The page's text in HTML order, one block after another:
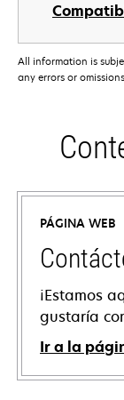
All information is
any errors or
PÁGINA WEB
¡Estamos
gustaría
Ir a la